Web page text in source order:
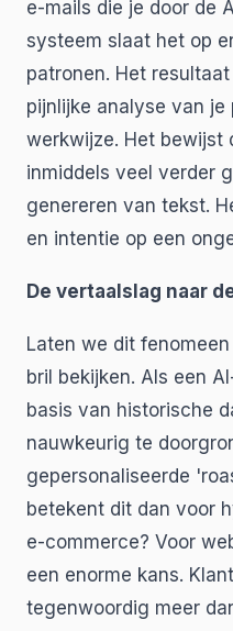
e-mails die je door de
systeem slaat het op
patronen. Het
pijnlijke analyse van je
werkwijze. Het bewijst
inmiddels veel verder
genereren van tekst.
en intentie op een
De vertaalslag naar
Laten we dit
bril bekijken. Als een
basis van historische
nauwkeurig te
gepersonaliseerde
betekent dit dan voor
e-commerce? Voor
een enorme kans.
tegenwoordig meer